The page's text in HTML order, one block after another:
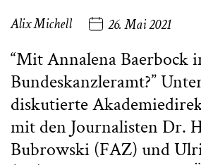
Alix Michell 26. Mai 2021
“Mit Annalena Baerbock
Bundeskanzleramt?”
diskutierte
mit den Journalisten Dr.
Bubrowski (FAZ) und